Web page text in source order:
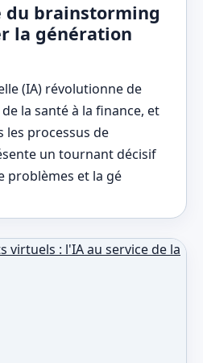
du brainstorming
la génération
(IA) révolutionne de
la santé à la finance, et
processus de
un tournant décisif
problèmes et la gé